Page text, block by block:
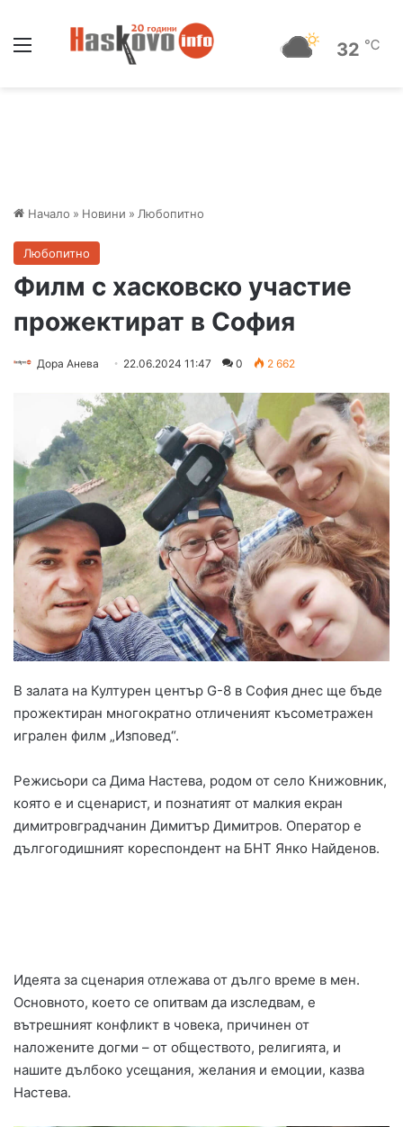
32 ℃
Начало » Новини » Любопитно
Любопитно
Филм с хасковско участие
прожектират в София
Дора Анева 22.06.2024 11:47 0 2 662
В залата на Културен център G-8 в София днес ще бъде
прожектиран многократно отличеният късометражен
игрален филм „Изповед“.
Режисьори са Дима Настева, родом от село Книжовник,
която е и сценарист, и познатият от малкия екран
димитровградчанин Димитър Димитров. Оператор е
дългогодишният кореспондент на БНТ Янко Найденов.
Идеята за сценария отлежава от дълго време в мен.
Основното, което се опитвам да изследвам, е
вътрешният конфликт в човека, причинен от
наложените догми – от обществото, религията, и
нашите дълбоко усещания, желания и емоции, казва
Настева.